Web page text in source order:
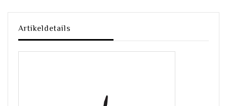
Artikeldetails